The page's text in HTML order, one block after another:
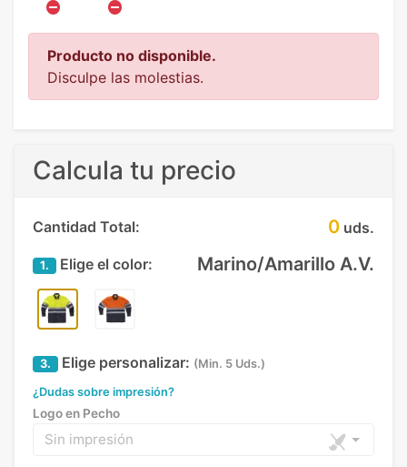
Producto no disponible.
Disculpe las molestias.
Calcula tu precio
Cantidad Total: 0 uds.
1. Elige el color: Marino/Amarillo A.V.
3. Elige personalizar: (Min. 5 Uds.)
¿Dudas sobre impresión?
Logo en Pecho
Sin impresión